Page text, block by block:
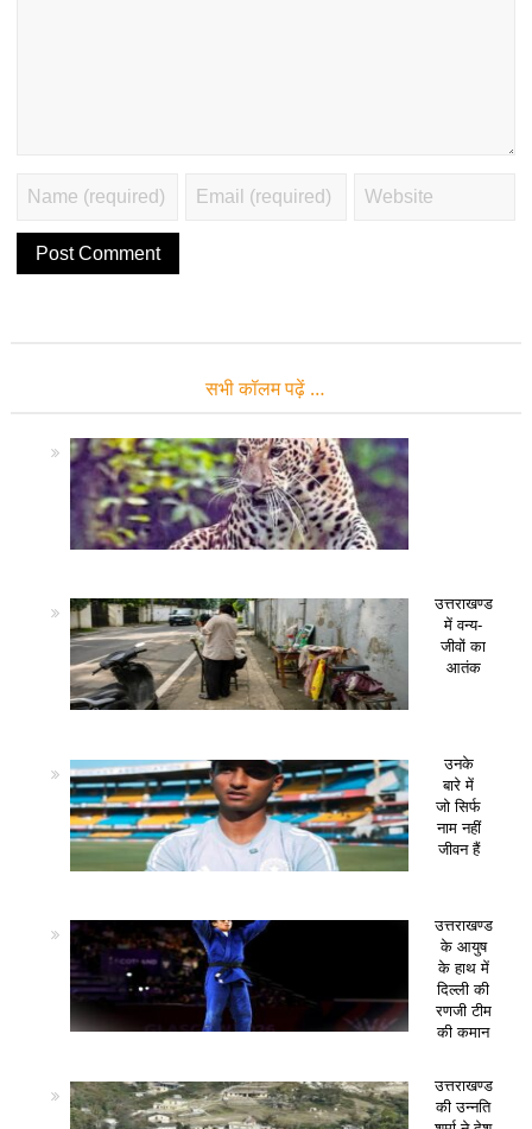
सभी कॉलम पढ़ें …
उत्तराखण्ड
में वन्य-
जीवों का
आतंक
उनके
बारे में
जो सिर्फ
नाम नहीं
जीवन हैं
उत्तराखण्ड
के आयुष
के हाथ में
दिल्ली की
रणजी टीम
की कमान
उत्तराखण्ड
की उन्नति